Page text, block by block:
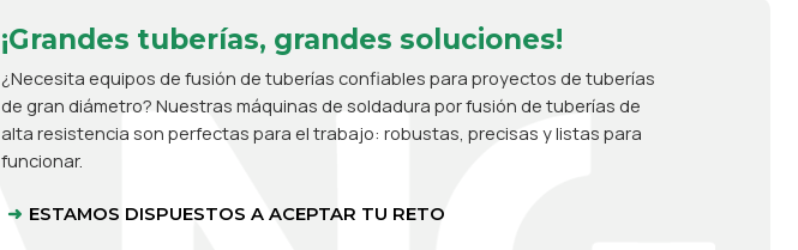
¡Grandes tuberías, grandes soluciones!
¿Necesita equipos de fusión de tuberías confiables para proyectos de tuberías
de gran diámetro? Nuestras máquinas de soldadura por fusión de tuberías de
alta resistencia son perfectas para el trabajo: robustas, precisas y listas para
funcionar.
ESTAMOS DISPUESTOS A ACEPTAR TU RETO